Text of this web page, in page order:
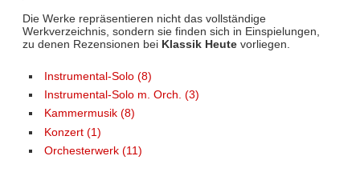
Die Werke repräsentieren nicht das vollständige
Werkverzeichnis, sondern sie finden sich in Einspielungen,
zu denen Rezensionen bei Klassik Heutevorliegen.
Instrumental-Solo (8)
Instrumental-Solo m. Orch. (3)
Kammermusik (8)
Konzert (1)
Orchesterwerk (11)